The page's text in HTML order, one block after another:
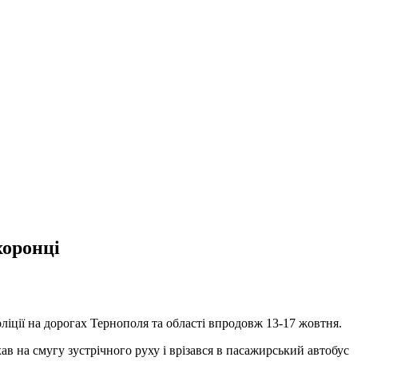
на дорогах Тернополя та області впродовж 13-17 жовтня.
смугу зустрічного руху і врізався в пасажирський автобус